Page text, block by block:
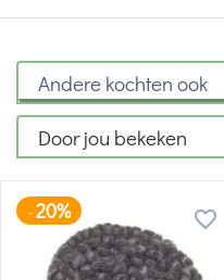
Andere kochten ook
Door jou bekeken
-20%